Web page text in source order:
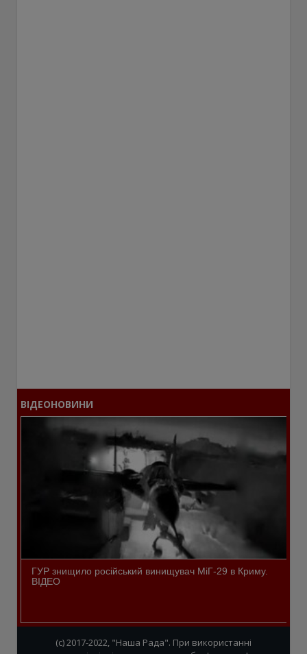
ВІДЕОНОВИНИ
ГУР знищило російський винищувач МіГ-29 в Криму.
ВІДЕО
(c) 2017-2022, "Наша Рада". При використанні